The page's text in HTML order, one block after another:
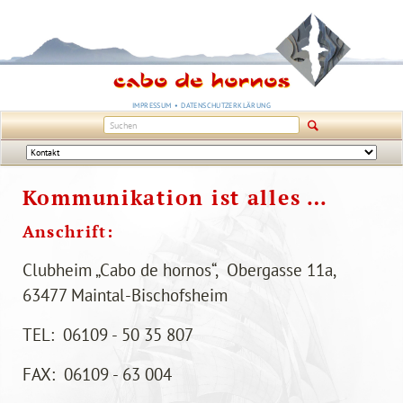
NAVIGATION
ÜBERSPRINGEN
IMPRESSUM DATENSCHUTZERKLÄRUNG
Navigation
überspringen
Kommunikation ist alles …
Anschrift:
Clubheim „Cabo de hornos“, Obergasse 11a,
63477 Maintal-Bischofsheim
TEL: 06109 - 50 35 807
FAX: 06109 - 63 004